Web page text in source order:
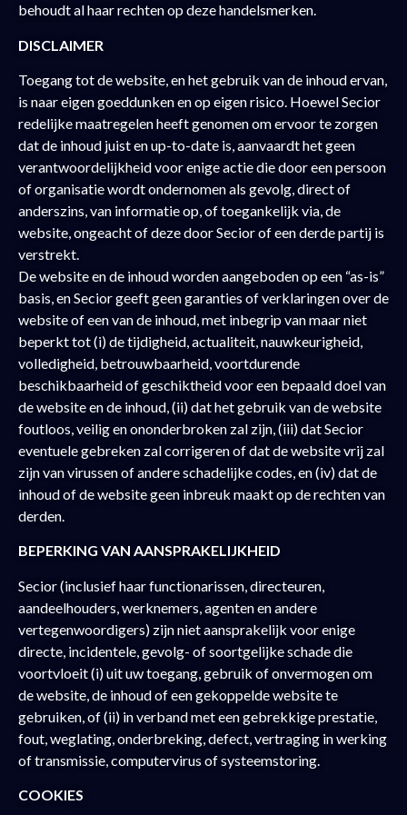
behoudt al haar rechten op deze handelsmerken.
DISCLAIMER
Toegang tot de website, en het gebruik van de inhoud ervan,
is naar eigen goeddunken en op eigen risico. Hoewel Secior
redelijke maatregelen heeft genomen om ervoor te zorgen
dat de inhoud juist en up-to-date is, aanvaardt het geen
verantwoordelijkheid voor enige actie die door een persoon
of organisatie wordt ondernomen als gevolg, direct of
anderszins, van informatie op, of toegankelijk via, de
website, ongeacht of deze door Secior of een derde partij is
verstrekt.
De website en de inhoud worden aangeboden op een “as-is”
basis, en Secior geeft geen garanties of verklaringen over de
website of een van de inhoud, met inbegrip van maar niet
beperkt tot (i) de tijdigheid, actualiteit, nauwkeurigheid,
volledigheid, betrouwbaarheid, voortdurende
beschikbaarheid of geschiktheid voor een bepaald doel van
de website en de inhoud, (ii) dat het gebruik van de website
foutloos, veilig en ononderbroken zal zijn, (iii) dat Secior
eventuele gebreken zal corrigeren of dat de website vrij zal
zijn van virussen of andere schadelijke codes, en (iv) dat de
inhoud of de website geen inbreuk maakt op de rechten van
derden.
BEPERKING VAN AANSPRAKELIJKHEID
Secior (inclusief haar functionarissen, directeuren,
aandeelhouders, werknemers, agenten en andere
vertegenwoordigers) zijn niet aansprakelijk voor enige
directe, incidentele, gevolg- of soortgelijke schade die
voortvloeit (i) uit uw toegang, gebruik of onvermogen om
de website, de inhoud of een gekoppelde website te
gebruiken, of (ii) in verband met een gebrekkige prestatie,
fout, weglating, onderbreking, defect, vertraging in werking
of transmissie, computervirus of systeemstoring.
COOKIES